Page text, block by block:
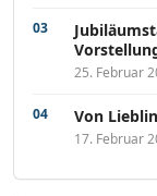
25. Februar
Von
17. Februar